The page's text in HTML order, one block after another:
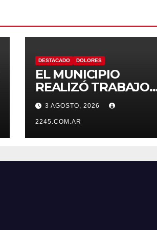
DESTACADO DOLORES
EL MUNICIPIO
REALIZÓ TRABAJOS
DE PINTURA EN LA
ESCUELA N.º 10
3 AGOSTO, 2026
2245.COM.AR